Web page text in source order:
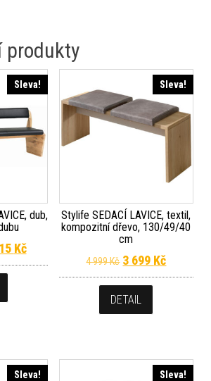
produkty
Sleva!
dub,
cena byla: 80 290 Kč.
KčAktuální cena je: 59 415 Kč.
Sleva!
Stylife SEDACÍ LAVICE, textil,
kompozitní dřevo, 130/49/40
cm
4 999Kč Původní cena
3 699 KčAktuální
DETAIL
Sleva! Sleva!